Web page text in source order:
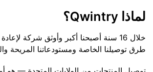
لماذا Qwintry؟
خلال 16 سنة أصبحنا أكبر وأوثق شركة
طرق توصيلنا الخاصة ومستودعاتنا المريحة